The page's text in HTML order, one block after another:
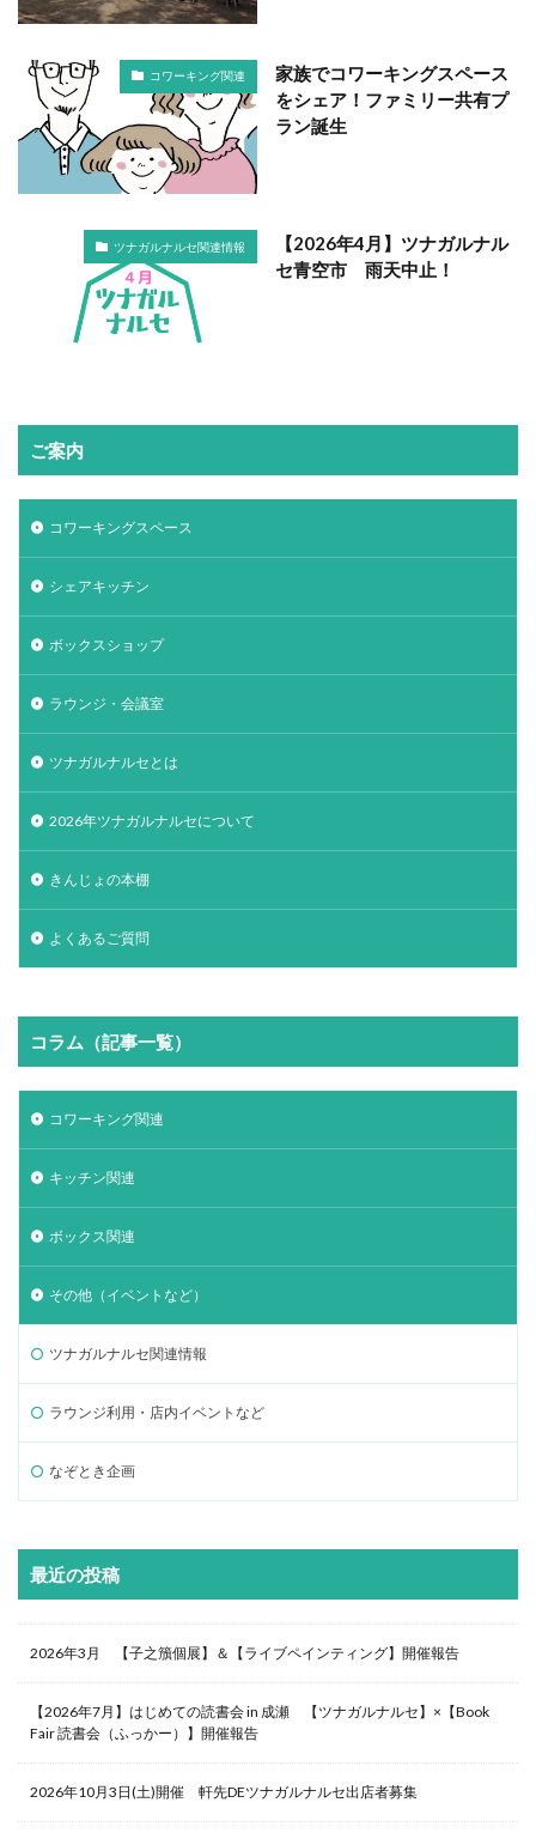
コワーキング関連
家族でコワーキングスペース
をシェア！ファミリー共有プ
ラン誕生
ツナガルナルセ関連情報
【2026年4月】ツナガルナル
セ青空市 雨天中止！
ご案内
コワーキングスペース
シェアキッチン
ボックスショップ
ラウンジ・会議室
ツナガルナルセとは
2026年ツナガルナルセについて
きんじょの本棚
よくあるご質問
コラム（記事一覧）
コワーキング関連
キッチン関連
ボックス関連
その他（イベントなど）
ツナガルナルセ関連情報
ラウンジ利用・店内イベントなど
なぞとき企画
最近の投稿
2026年3月 【子之籏個展】＆【ライブペインティング】開催報告
【2026年7月】はじめての読書会 in 成瀬 【ツナガルナルセ】×【Book
Fair 読書会（ふっかー）】開催報告
2026年10月3日(土)開催 軒先DEツナガルナルセ出店者募集